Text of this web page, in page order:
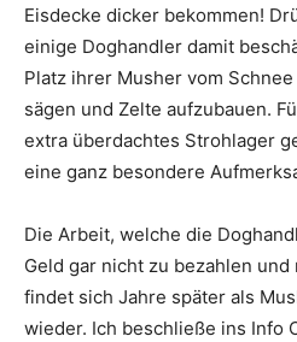
Eisdecke dicker bekommen!
einige Doghandler damit
Platz ihrer Musher vom
sägen und Zelte aufzubauen.
extra überdachtes Strohlager
eine ganz besondere
Die Arbeit, welche die
Geld gar nicht zu bezahlen
findet sich Jahre später als
wieder. Ich beschließe ins Info